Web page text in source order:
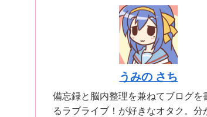
うみの さち
備忘録と脳内整理を兼ねてブログを
るラブライブ！が好きなオタク。分